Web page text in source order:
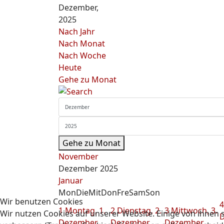
Dezember,
2025
Nach Jahr
Nach Monat
Nach Woche
Heute
Gehe zu Monat
Gehe zu Monat
November
Dezember 2025
Januar
MonDieMitDonFreSamSon
1 Montag, 1. 2Dienstag, 2. 3Mittwoch, 3.
4
Wir benutzen Cookies
Wir nutzen Cookies auf unserer Website. Einige von